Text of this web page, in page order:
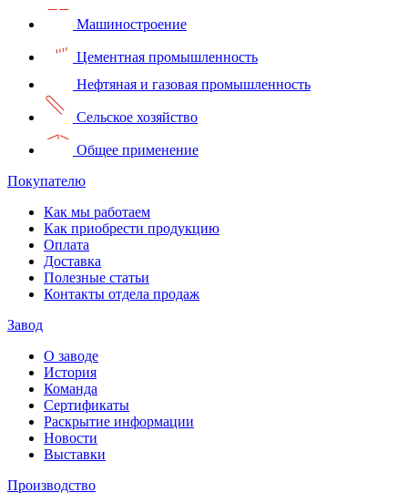
Машиностроение
Цементная промышленность
Нефтяная и газовая промышленность
Сельское хозяйство
Общее применение
Покупателю
Как мы работаем
Как приобрести продукцию
Оплата
Доставка
Полезные статьи
Контакты отдела продаж
Завод
О заводе
История
Команда
Сертификаты
Раскрытие информации
Новости
Выставки
Производство